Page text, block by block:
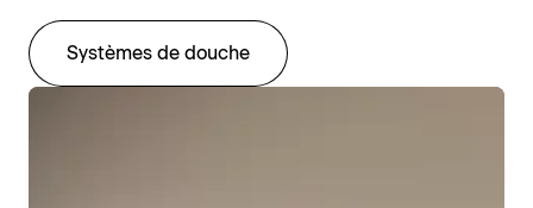
Systèmes de douche